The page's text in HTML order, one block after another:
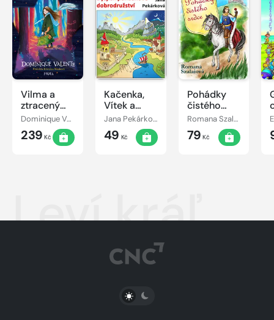
Vilma a
ztracený
den
Dominique Valente
239 Kč
Kačenka,
Vítek a
jejich
pohádkové
dobrodružství
Jana Pekárková
49 Kč
Pohádky
čistého
srdce
Romana Szalaiová
79 Kč
Leví kráľ
PŘEPNOUT SVĚTLÝ/TMAVÝ REŽIM